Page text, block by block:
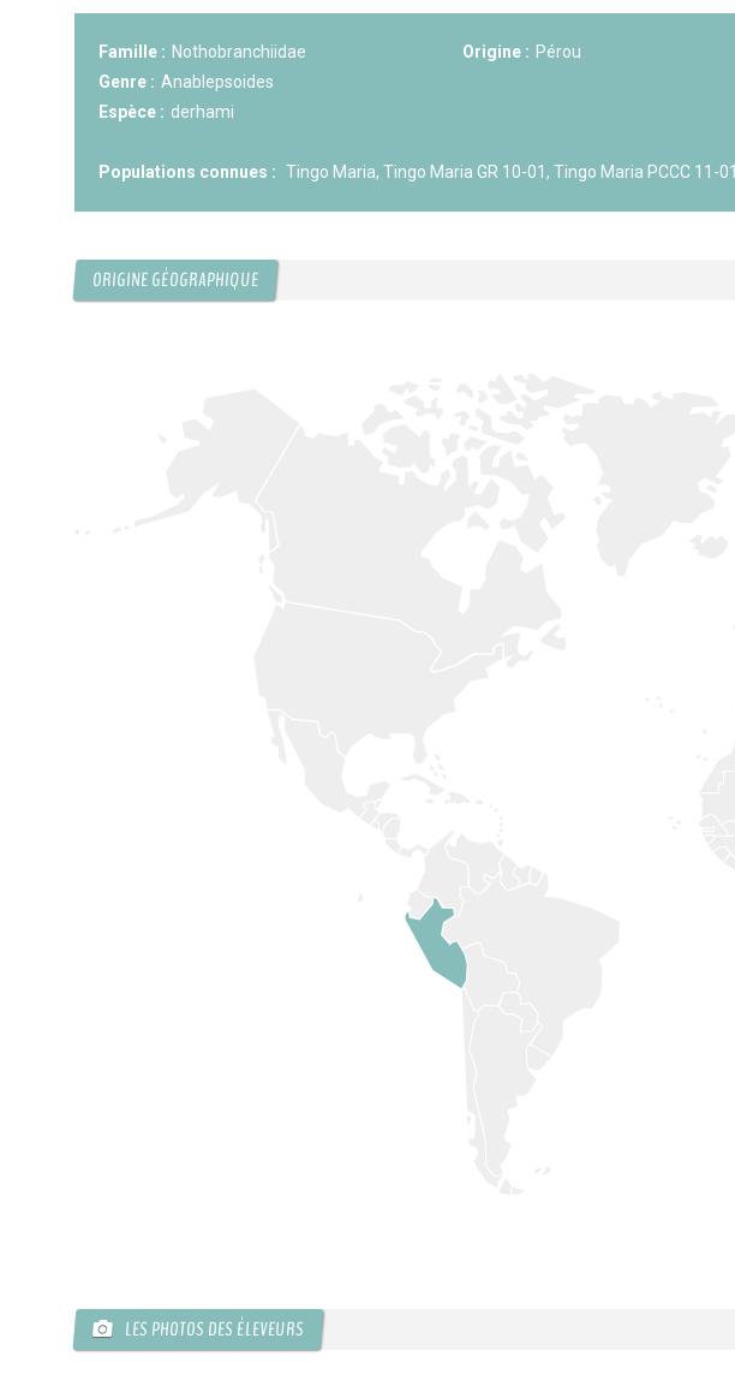
16-18 oct 2026 APK PORTUGAL :
Famille : Nothobranchiidae
Genre : Anablepsoides
Espèce : derhami
Origine : Pérou
Populations connues : Tingo Maria, Tingo Maria GR 10-01, Tingo Maria PCCC 11-01
ORIGINE GÉOGRAPHIQUE
LES PHOTOS DES ÉLEVEURS